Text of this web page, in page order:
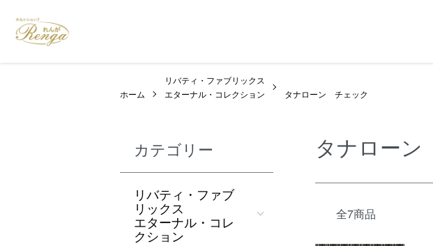
ホーム
リバティ・ファブリックス
エターナル・コレクション
タナローン チェック
タナロー
全7商品
カテゴリー
リバティ・ファブ
リックス
エターナル・コレ
クション